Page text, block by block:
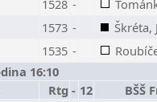
1528 -
1573 -
Škréta,
1535 -
16:10
Rtg - 12
BŠŠ